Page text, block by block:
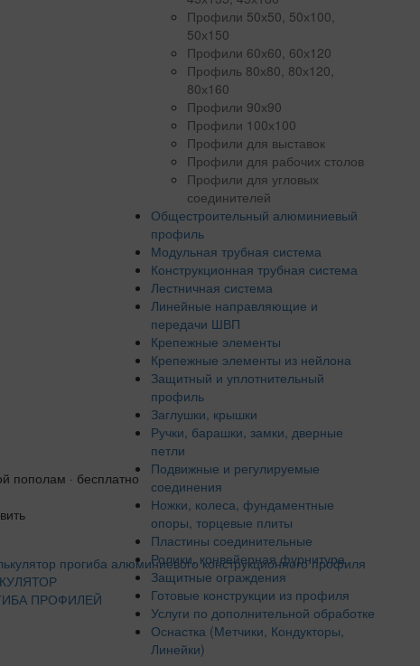
пополам · бесплатно
ПРОФИЛЕЙ
Профили 50х50, 50х100,
50х150
Профили 60х60, 60х120
Профиль 80х80, 80х120,
80х160
Профили 90х90
Профили 100х100
Профили для выставок
Профили для рабочих столов
Профили для угловых
соединителей
Общестроительный алюминиевый
профиль
Модульная трубная система
Конструкционная трубная система
Лестничная система
Линейные направляющие и
передачи ШВП
Крепежные элементы
Крепежные элементы из нейлона
Защитный и уплотнительный
профиль
Заглушки, крышки
Ручки, барашки, замки, дверные
петли
Подвижные и регулируемые
соединения
Ножки, колеса, фундаментные
опоры, торцевые плиты
Пластины соединительные
Ролики, конвейерная фурнитура
Защитные ограждения
Готовые конструкции из профиля
Услуги по дополнительной обработке
Оснастка (Метчики, Кондукторы,
Линейки)